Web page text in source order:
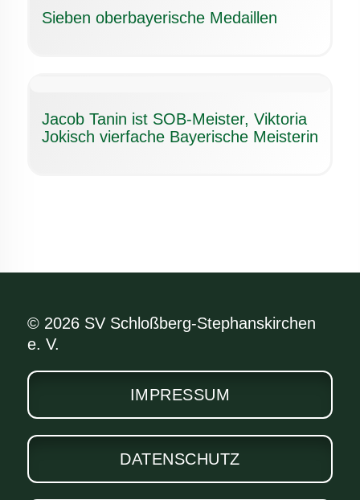
Sieben oberbayerische Medaillen
Jacob Tanin ist SOB-Meister, Viktoria
Jokisch vierfache Bayerische Meisterin
© 2026 SV Schloßberg-Stephanskirchen
e. V.
IMPRESSUM
DATENSCHUTZ